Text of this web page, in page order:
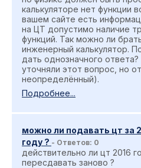
калькуляторе нет функции
вашем сайте есть
на ЦТ допустимо наличие
функций. Так можно ли
инженерный калькулятор.
дать однозначного
уточняли этот вопрос, но
неопределённый).
Подробнее...
можно ли подавать цт за
году ? - Ответов: 0
действительно ли цт 2016
пересдавать заново ?